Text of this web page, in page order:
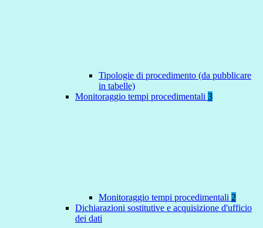
Tipologie di procedimento (da pubblicare
in tabelle)
Monitoraggio tempi procedimentali 3
Monitoraggio tempi procedimentali 2
Dichiarazioni sostitutive e acquisizione d'ufficio
dei dati